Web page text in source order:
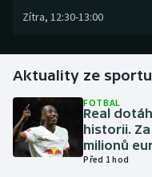
Florbal
Golf
Gymnastika
Házená
Zítra, 12:30-13:00
Aktuality ze sportu
FOTBAL
Real
historii.
milionů
Před 1 hod